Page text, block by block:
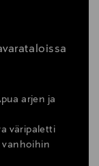
arjen ja
väripaletti
vanhoihin